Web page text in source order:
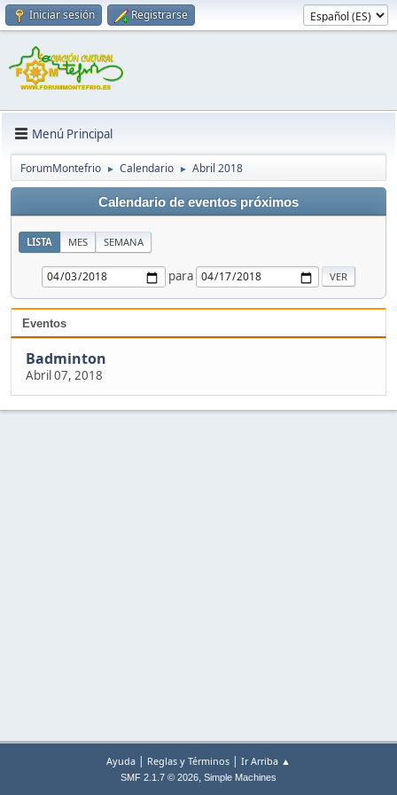
Iniciar sesión Registrarse
Menú Principal
ForumMontefrio ► Calendario ► Abril 2018
Calendario de eventos próximos
LISTA MES SEMANA
para
Eventos
Badminton
Abril 07, 2018
Ayuda | Reglas y Términos | Ir Arriba ▲
SMF 2.1.7 © 2026, Simple Machines